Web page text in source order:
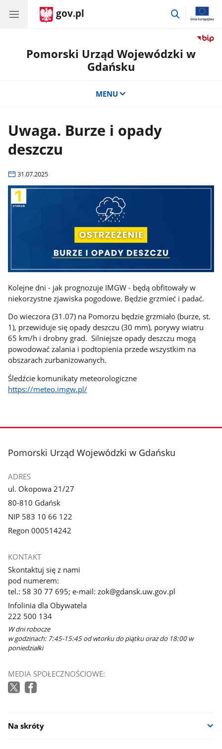
gov.pl
przejdź
Pomorski Urząd Wojewódzki w
Gdańsku
MENU
Uwaga. Burze i opady
deszczu
31.07.2025
Kolejne dni - jak prognozuje IMGW - będą obfitowały w
niekorzystne zjawiska pogodowe. Będzie grzmieć i padać.
Do wieczora (31.07) na Pomorzu będzie grzmiało (burze, st.
1), przewiduje się opady deszczu (30 mm), porywy wiatru
65 km/h i drobny grad. Silniejsze opady deszczu mogą
powodować zalania i podtopienia przede wszystkim na
obszarach zurbanizowanych.
Śledźcie komunikaty meteorologiczne
https://meteo.imgw.pl/
stopka
Pomorski Urząd Wojewódzki w Gdańsku
ADRES
ul. Okopowa 21/27
80-810 Gdańsk
NIP 583 10 66 122
Regon 000514242
KONTAKT
Skontaktuj się z nami
pod numerem:
tel.: 58 30 77 695; e-mail: zok@gdansk.uw.gov.pl
Infolinia dla Obywatela
222 500 134
W dni robocze
w godzinach: 7:45-15:45 od wtorku do piątku oraz do 18:00 w
poniedziałki
MEDIA SPOŁECZNOŚCIOWE:
Na skróty